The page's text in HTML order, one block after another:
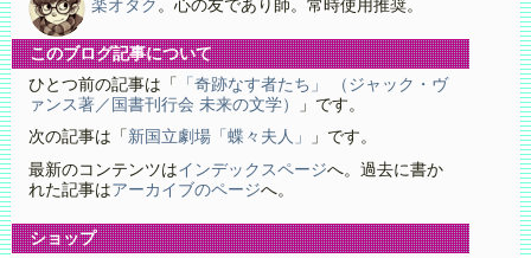
楽オタク 。心の友であり師。常時使用推奨。
このブログ記事について
ひとつ前の記事は「
「奇跡なす者たち」 （ジャック・ヴ
ァンス著／国書刊行会 未来の文学）
」です。
次の記事は「 新国立劇場「蝶々夫人」
」です。
最新のコンテンツはインデックスページへ。過去に書か
れた記事はアーカイブのページへ。
ショップ